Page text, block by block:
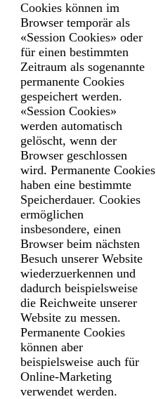
Cookies können im
Browser temporär als
«Session Cookies» oder
für einen bestimmten
Zeitraum als sogenannte
permanente Cookies
gespeichert werden.
«Session Cookies»
werden automatisch
gelöscht, wenn der
Browser geschlossen
wird. Permanente Cookies
haben eine bestimmte
Speicherdauer. Cookies
ermöglichen
insbesondere, einen
Browser beim nächsten
Besuch unserer Website
wiederzuerkennen und
dadurch beispielsweise
die Reichweite unserer
Website zu messen.
Permanente Cookies
können aber
beispielsweise auch für
Online-Marketing
verwendet werden.